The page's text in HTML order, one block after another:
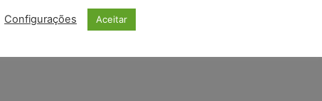
Configurações Aceitar